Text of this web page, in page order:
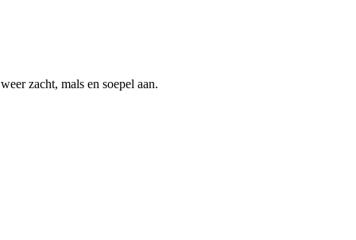
zacht, mals en soepel aan.